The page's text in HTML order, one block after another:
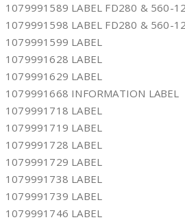
1079991589 LABEL FD280 & 560-
1079991598 LABEL FD280 & 560-
1079991599 LABEL
1079991628 LABEL
1079991629 LABEL
1079991668 INFORMATION LABEL
1079991718 LABEL
1079991719 LABEL
1079991728 LABEL
1079991729 LABEL
1079991738 LABEL
1079991739 LABEL
1079991746 LABEL